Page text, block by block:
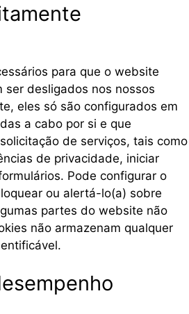
para que o website
ser desligados nos nossos
eles só são configurados em
a cabo por si e que
de serviços, tais como
de privacidade, iniciar
Pode configurar o
ou alertá-lo(a) sobre
partes do website não
não armazenam qualquer